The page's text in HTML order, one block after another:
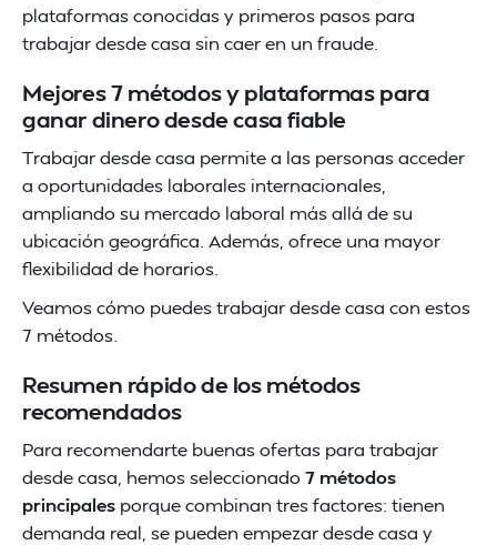
plataformas conocidas y primeros pasos para
trabajar desde casa sin caer en un fraude.
Mejores 7 métodos y plataformas para
ganar dinero desde casa fiable
Trabajar desde casa permite a las personas acceder
a oportunidades laborales internacionales,
ampliando su mercado laboral más allá de su
ubicación geográfica. Además, ofrece una mayor
flexibilidad de horarios.
Veamos cómo puedes trabajar desde casa con estos
7 métodos.
Resumen rápido de los métodos
recomendados
Para recomendarte buenas ofertas para trabajar
desde casa, hemos seleccionado 7 métodos
principales porque combinan tres factores: tienen
demanda real, se pueden empezar desde casa y